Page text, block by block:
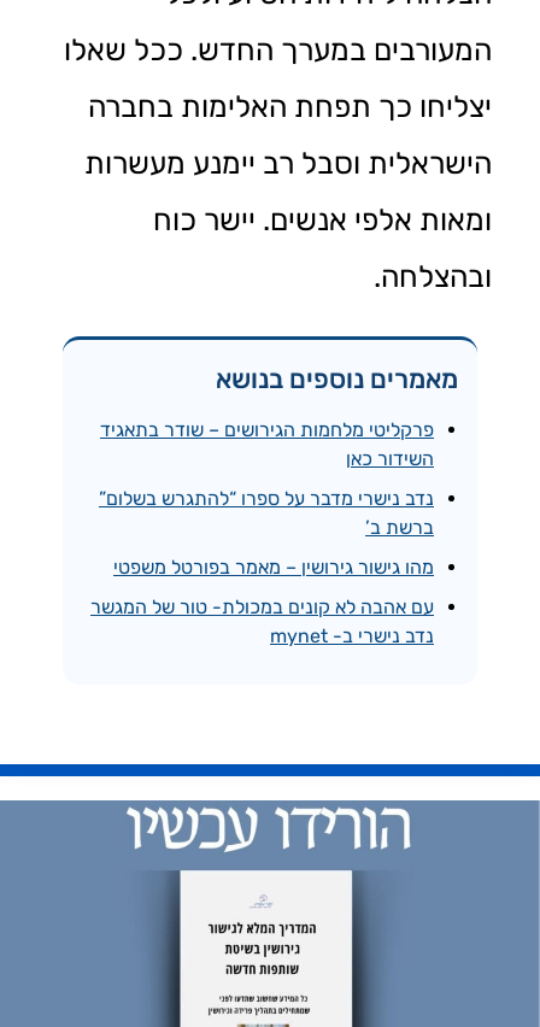
המעורבים במערך החדש. ככל שאלו
יצליחו כך תפחת האלימות בחברה
הישראלית וסבל רב יימנע מעשרות
ומאות אלפי אנשים. יישר כוח
ובהצלחה.
מאמרים נוספים בנושא
פרקליטי מלחמות הגירושים – שודר בתאגיד
השידור כאן
נדב נישרי מדבר על ספרו “להתגרש בשלום”
ברשת ב’
מהו גישור גירושין – מאמר בפורטל משפטי
עם אהבה לא קונים במכולת- טור של המגשר
נדב נישרי ב- mynet